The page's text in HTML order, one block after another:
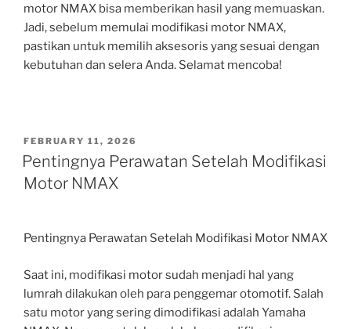
motor NMAX bisa memberikan hasil yang memuaskan.
Jadi, sebelum memulai modifikasi motor NMAX,
pastikan untuk memilih aksesoris yang sesuai dengan
kebutuhan dan selera Anda. Selamat mencoba!
POSTED
ON
FEBRUARY 11, 2026
Pentingnya Perawatan Setelah Modifikasi
Motor NMAX
Pentingnya Perawatan Setelah Modifikasi Motor NMAX
Saat ini, modifikasi motor sudah menjadi hal yang
lumrah dilakukan oleh para penggemar otomotif. Salah
satu motor yang sering dimodifikasi adalah Yamaha